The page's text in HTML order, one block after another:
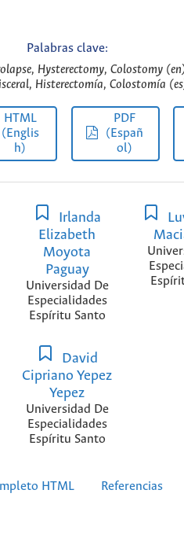
Palabras clave:
Hysterectomy, Colostomy
Histerectomía, Colostomía
HTML
(Englis
h)
PDF
(Españ
ol)
Irlanda
Elizabeth
Moyota
Paguay
Universidad De
Especialidades
Espíritu Santo
David
Cipriano Yepez
Yepez
Universidad De
Especialidades
Espíritu Santo
HTML Referencias